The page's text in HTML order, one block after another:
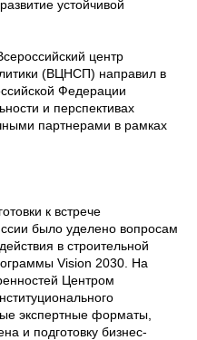
устойчивой
центр
(ВЦНСП) направил в
Федерации
и перспективах
партнерами в рамках
к встрече
было уделено вопросам
в строительной
Vision 2030. На
Центром
экспертные форматы,
и подготовку бизнес-